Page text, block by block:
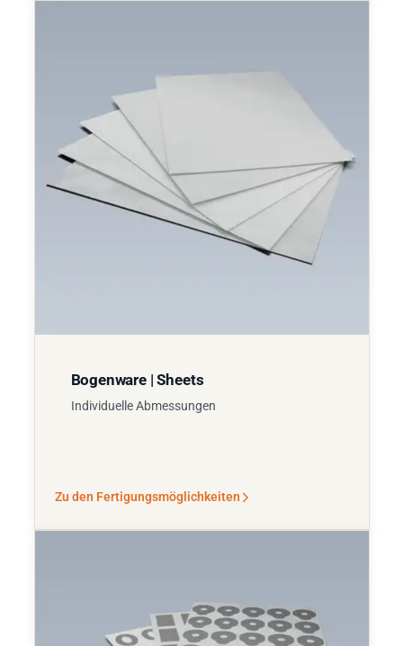
Bogenware | Sheets
Individuelle Abmessungen
Zu den Fertigungsmöglichkeiten